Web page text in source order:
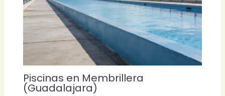
Piscinas en Membrillera
(Guadalajara)